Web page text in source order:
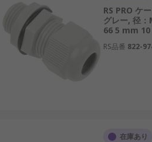
グランドを選び、活用すること
ネントのご紹介
の世界的なサプライヤーとして
ロジェクトまで対応する幅広い
RS PRO ケ
グレー, 径
66 5 mm
RS品番 822-
在庫あり